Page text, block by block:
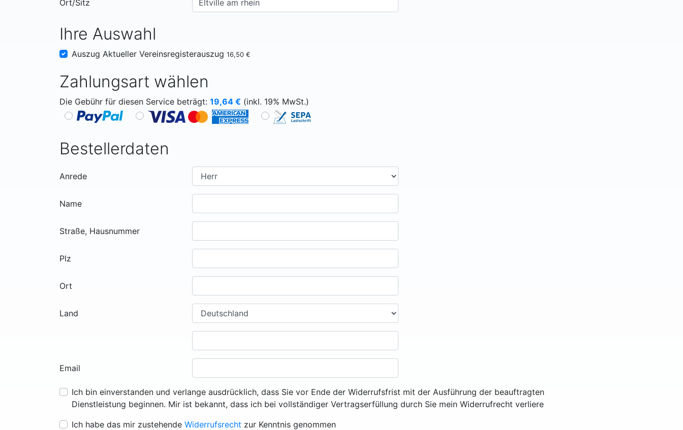
Ort/Sitz
Ihre Auswahl
Auszug Aktueller Vereinsregisterauszug 16,50 €
Zahlungsart wählen
Die Gebühr für diesen Service beträgt: 19,64 € (inkl. 19% MwSt.)
Bestellerdaten
Anrede
Name
Straße, Hausnummer
Plz
Ort
Land
Email
Ich bin einverstanden und verlange ausdrücklich, dass Sie vor Ende der Widerrufsfrist mit der Ausführung der beauftragten
Dienstleistung beginnen. Mir ist bekannt, dass ich bei vollständiger Vertragserfüllung durch Sie mein Widerrufrecht verliere
Ich habe das mir zustehende Widerrufsrecht zur Kenntnis genommen